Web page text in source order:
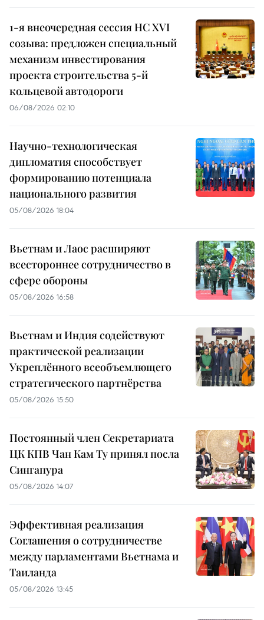
1-я внеочередная сессия НС XVI
созыва: предложен специальный
механизм инвестирования
проекта строительства 5-й
кольцевой автодороги
06/08/2026 02:10
Научно-технологическая
дипломатия способствует
формированию потенциала
национального развития
05/08/2026 18:04
Вьетнам и Лаос расширяют
всестороннее сотрудничество в
сфере обороны
05/08/2026 16:58
Вьетнам и Индия содействуют
практической реализации
Укреплённого всеобъемлющего
стратегического партнёрства
05/08/2026 15:50
Постоянный член Секретариата
ЦК КПВ Чан Кам Ту принял посла
Сингапура
05/08/2026 14:07
Эффективная реализация
Соглашения о сотрудничестве
между парламентами Вьетнама и
Таиланда
05/08/2026 13:45